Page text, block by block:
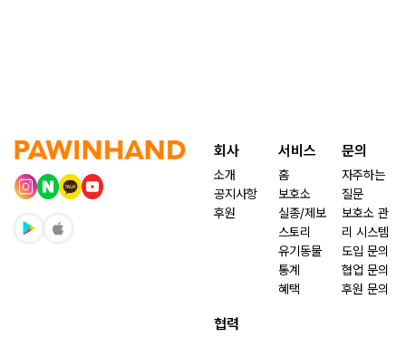
회사
소개
공지사항
후원
서비스
홈
보호소
실종/제보
스토리
유기동물
통계
혜택
문의
자주하는
질문
보호소 관
리 시스템
도입 문의
협업 문의
후원 문의
협력